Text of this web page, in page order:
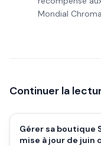
Mondial
Continuer la
Gérer sa boutique
mise à jour de juin